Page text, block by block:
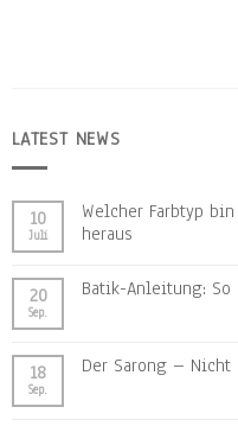
LATEST NEWS
10
Juli
Welcher Farbtyp
heraus
20
Sep.
Batik-Anleitung:
18
Sep.
Der Sarong –